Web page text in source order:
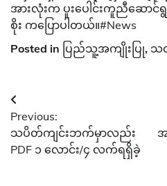
အားလုံးက ပူးပေါင်းကူညီဆောင်
စိုး ကပြောပါတယ်။#News
Posted in ပြည်သူ့အကျိုးပြု, သ
Post
navigation
Previous:
သပိတ်ကျင်းဘက်မှာလည်း
PDF ၁ လောင်း/၄ လက်ရရှိခဲ့